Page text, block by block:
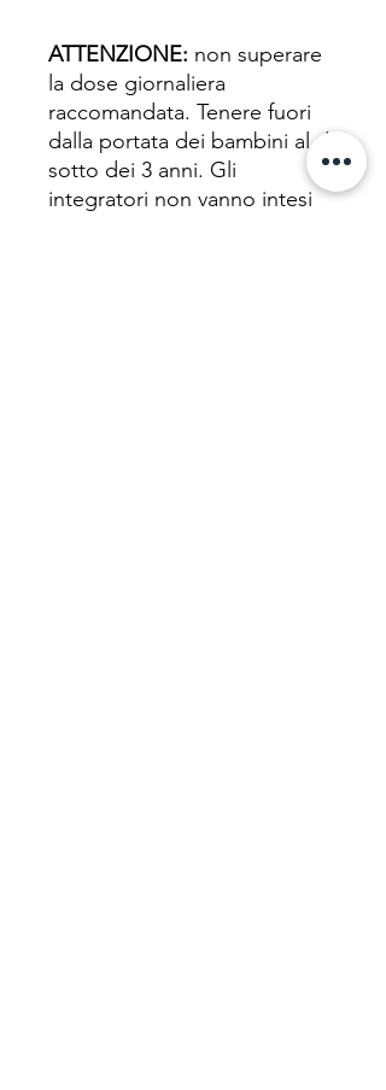
ATTENZIONE: non superare
la dose giornaliera
raccomandata. Tenere fuori
dalla portata dei bambini al di
sotto dei 3 anni. Gli
integratori non vanno intesi